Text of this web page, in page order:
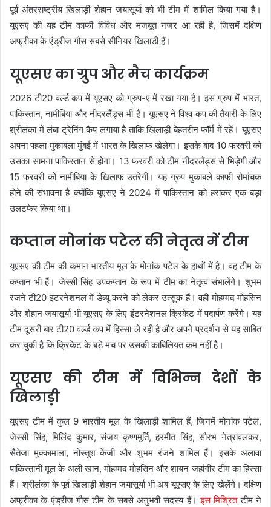
पूर्व अंतरराष्ट्रीय खिलाड़ी शेहान जयासूर्या को भी टीम में शामिल किया गया है।
यूएसए की यह टीम काफी विविध और मजबूत नजर आ रही है, जिसमें दक्षिण
अफ्रीका के एंड्रीज गौस सबसे सीनियर खिलाड़ी हैं।
यूएसए का ग्रुप और मैच कार्यक्रम
2026 टी20 वर्ल्ड कप में यूएसए को ग्रुप-ए में रखा गया है। इस ग्रुप में भारत,
पाकिस्तान, नामीबिया और नीदरलैंड्स भी हैं। यूएसए ने विश्व कप की तैयारी के लिए
श्रीलंका में लंबा ट्रेनिंग कैंप लगाया है ताकि खिलाड़ी बेहतरीन फॉर्म में रहें। यूएसए
अपना पहला मुकाबला मुंबई में भारत के खिलाफ खेलेगा। इसके बाद 10 फरवरी को
उसका सामना पाकिस्तान से होगा। 13 फरवरी को टीम नीदरलैंड्स से भिड़ेगी और
15 फरवरी को नामीबिया के खिलाफ उतरेगी। यह ग्रुप मुकाबले काफी रोमांचक
होने की संभावना है क्योंकि यूएसए ने 2024 में पाकिस्तान को हराकर एक बड़ा
उलटफेर किया था।
कप्तान मोनांक पटेल की नेतृत्व में टीम
यूएसए की टीम की कमान भारतीय मूल के मोनांक पटेल के हाथों में है। वह टीम के
कप्तान भी हैं। जेस्सी सिंह उपकप्तान के रूप में टीम का नेतृत्व संभालेंगे। शुभम
रंजने टी20 इंटरनेशनल में डेब्यू करने को लेकर उत्सुक हैं। वहीं मोहम्मद मोहसिन
और शेहान जयासूर्या भी यूएसए के लिए इंटरनेशनल क्रिकेट में पदार्पण करेंगे। यह
टीम दूसरी बार टी20 वर्ल्ड कप में हिस्सा ले रही है और अपने प्रदर्शन से यह साबित
कर चुकी है कि क्रिकेट के बड़े मंच पर उसकी काबिलियत कम नहीं है।
यूएसए की टीम में विभिन्न देशों के
खिलाड़ी
यूएसए टीम में कुल 9 भारतीय मूल के खिलाड़ी शामिल हैं, जिनमें मोनांक पटेल,
जेस्सी सिंह, मिलिंद कुमार, संजय कृष्णमूर्ति, हरमीत सिंह, सौरभ नेत्रावलकर,
सैतेजा मुक्कामाला, नोस्तुश केंजी और शुभम रंजने शामिल हैं। इसके अलावा
पाकिस्तानी मूल के अली खान, मोहम्मद मोहसिन और शायन जहांगीर टीम का हिस्सा
हैं। श्रीलंका के पूर्व खिलाड़ी शेहान जयासूर्या भी अब यूएसए के लिए खेलेंगे। दक्षिण
अफ्रीका के एंड्रीज गौस टीम के सबसे अनुभवी सदस्य हैं।इस मिश्रितटीम ने